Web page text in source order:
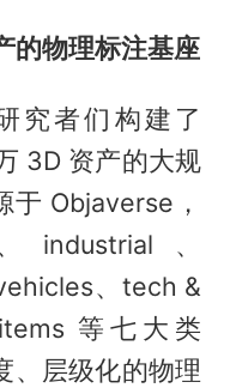
的物理标注基座
究者们构建了
3D 资产的大规
于 Objaverse，
、
、tech &
等七大类
、层级化的物理